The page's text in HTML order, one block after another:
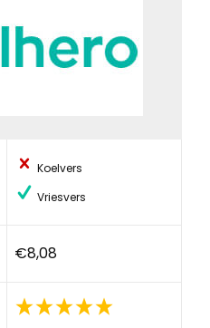
Koelvers
Vriesvers
€8,08